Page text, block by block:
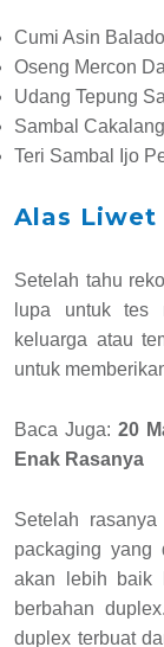
Cumi Asin
Oseng Mercon
Udang Tepung
Sambal
Teri Sambal Ijo
Alas
Setelah tahu
lupa untuk tes
keluarga atau
untuk
Baca Juga:20
Enak Rasanya
Setelah
packaging yang
akan lebih baik
berbahan
duplex terbuat